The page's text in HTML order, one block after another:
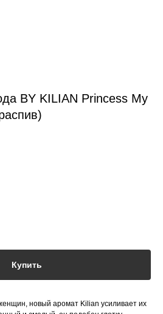
BY KILIAN Princess My
Купить
новый аромат Kilian усиливает их